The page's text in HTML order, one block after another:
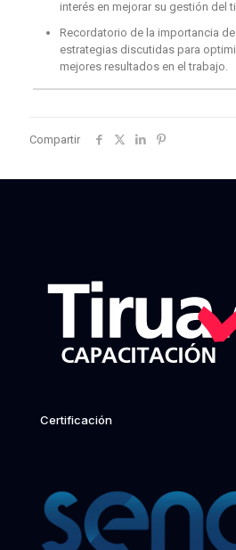
interés en mejorar su gestión del
Recordatorio de la importancia
estrategias discutidas para
mejores resultados en el trabajo.
Compartir
Certificación